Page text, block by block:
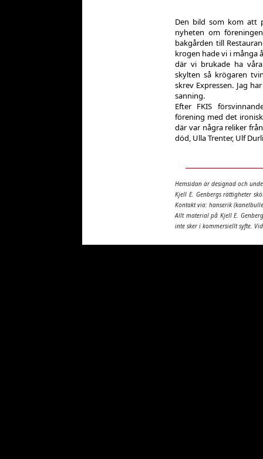
Den bild som kom att
nyheten om
bakgården till
krogen hade vi i många
där vi brukade ha
skylten så krögaren
skrev Expressen. Jag
sanning.
Efter FKIS
förening med det
där var några reliker
död, Ulla Trenter, Ulf
Hemsidan är designad och
Kjell E. Genbergs rättigheter
Kontakt via: hanserik
Allt material på Kjell E.
inte sker i kommersiellt syfte.